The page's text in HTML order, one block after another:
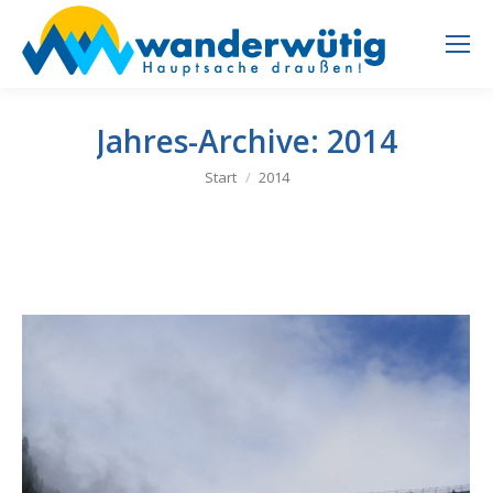
Jahres-Archive: 2014
Sie befinden sich hier:
Start 2014